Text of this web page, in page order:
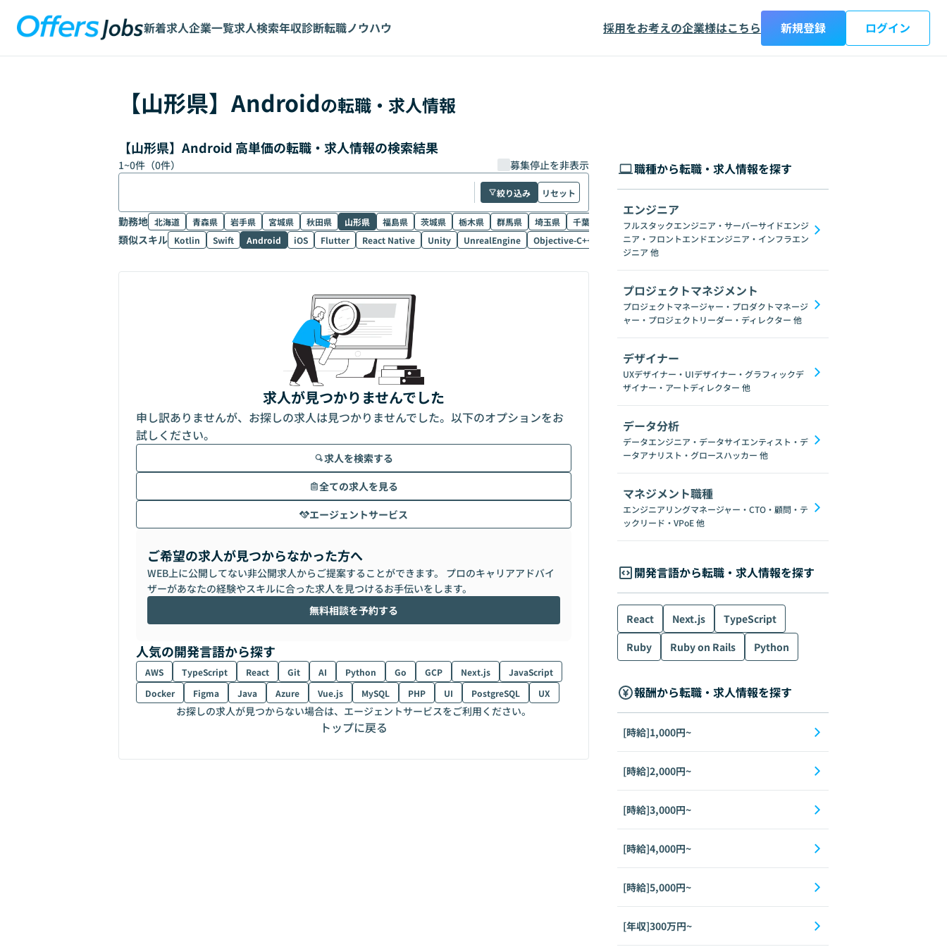
新着求人企業一覧求人検索年収診断転職ノウハウ 採用をお考えの企業様はこちら 新規登録 ログイン
【山形県】 Androidの転職・求人情報
【山形県】Android 高単価の転職・求人情報の検索結果
1~0件（0件） 募集停止を非表示
絞り込み リセット
勤務地 北海道 青森県 岩手県 宮城県 秋田県 山形県 福島県 茨城県 栃木県 群馬県 埼玉県 千葉県 東京都 神奈川県 新潟県 富山県 石川県
類似スキル Kotlin Swift Android iOS Flutter React Native Unity UnrealEngine Objective-C++ Electron Microsoft Power Platform Xamarin
求人が見つかりませんでした
申し訳ありませんが、お探しの求人は見つかりませんでした。以下のオプションをお
試しください。
求人を検索する
全ての求人を見る
エージェントサービス
ご希望の求人が見つからなかった方へ
WEB上に公開してない非公開求人からご提案することができます。 プロのキャリアアドバイ
ザーがあなたの経験やスキルに合った求人を見つけるお手伝いをします。
無料相談を予約する
人気の開発言語から探す
AWS TypeScript React Git AI Python Go GCP Next.js
JavaScript
Docker
Figma Java Azure Vue.js MySQL PHP UI PostgreSQL UX
お探しの求人が見つからない場合は、エージェントサービスをご利用ください。
トップに戻る
職種から転職・求人情報を探す
エンジニア
フルスタックエンジニア・サーバーサイドエンジ
ニア・フロントエンドエンジニア・インフラエン
ジニア 他
プロジェクトマネジメント
プロジェクトマネージャー・プロダクトマネージ
ャー・プロジェクトリーダー・ディレクター 他
デザイナー
UXデザイナー・UIデザイナー・グラフィックデ
ザイナー・アートディレクター 他
データ分析
データエンジニア・データサイエンティスト・デ
ータアナリスト・グロースハッカー 他
マネジメント職種
エンジニアリングマネージャー・CTO・顧問・テ
ックリード・VPoE他
開発言語から転職・求人情報を探す
React Next.js
TypeScript
Ruby
Ruby on Rails Python
報酬から転職・求人情報を探す
[時給]1,000円~
[時給]2,000円~
[時給]3,000円~
[時給]4,000円~
[時給]5,000円~
[年収]300万円~